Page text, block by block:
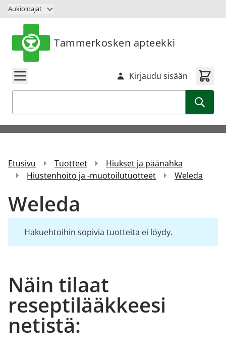
Siirry sisältöön
Aukioloajat
Tammerkosken apteekki
Kirjaudu sisään
Etusivu Tuotteet
Hiukset ja päänahka
Hiustenhoito ja -muotoilutuotteet
Weleda
Weleda
Hakuehtoihin sopivia tuotteita ei löydy.
Näin tilaat
reseptilääkkeesi
netistä: